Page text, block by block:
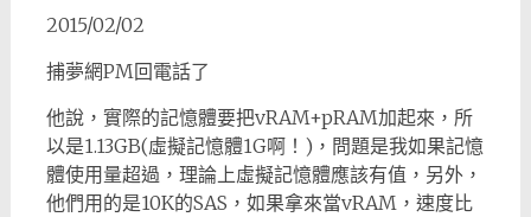
2015/02/02
捕夢網PM回電話了
他說，實際的記憶體要把vRAM+pRAM加起來，所
以是1.13GB(虛擬記憶體1G啊！)，問題是我如果記憶
體使用量超過，理論上虛擬記憶體應該有值，另外，
他們用的是10K的SAS，如果拿來當vRAM，速度比